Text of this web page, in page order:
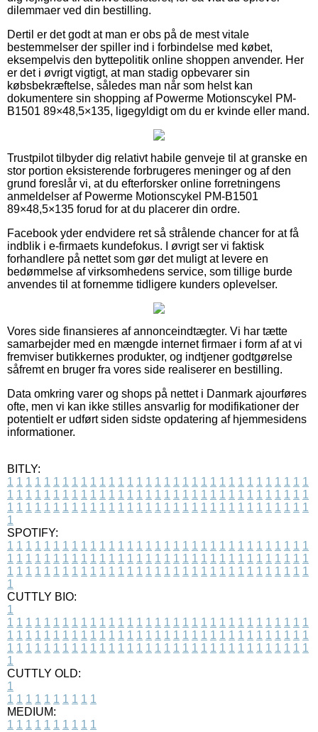
dilemmaer ved din bestilling.
Dertil er det godt at man er obs på de mest vitale
bestemmelser der spiller ind i forbindelse med købet,
eksempelvis den byttepolitik online shoppen anvender. Her
er det i øvrigt vigtigt, at man stadig opbevarer sin
købsbekræftelse, således man når som helst kan
dokumentere sin shopping af Powerme Motionscykel PM-
B1501 89×48,5×135, ligegyldigt om du er kvinde eller mand.
Trustpilot tilbyder dig relativt habile genveje til at granske en
stor portion eksisterende forbrugeres meninger og af den
grund foreslår vi, at du efterforsker online forretningens
anmeldelser af Powerme Motionscykel PM-B1501
89×48,5×135 forud for at du placerer din ordre.
Facebook yder endvidere ret så strålende chancer for at få
indblik i e-firmaets kundefokus. I øvrigt ser vi faktisk
forhandlere på nettet som gør det muligt at levere en
bedømmelse af virksomhedens service, som tillige burde
anvendes til at fornemme tidligere kunders oplevelser.
Vores side finansieres af annonceindtægter. Vi har tætte
samarbejder med en mængde internet firmaer i form af at vi
fremviser butikkernes produkter, og indtjener godtgørelse
såfremt en bruger fra vores side realiserer en bestilling.
Data omkring varer og shops på nettet i Danmark ajourføres
ofte, men vi kan ikke stilles ansvarlig for modifikationer der
potentielt er udført siden sidste opdatering af hjemmesidens
informationer.
BITLY:
1 1 1 1 1 1 1 1 1 1 1 1 1 1 1 1 1 1 1 1 1 1 1 1 1 1 1 1 1 1 1 1 1
1 1 1 1 1 1 1 1 1 1 1 1 1 1 1 1 1 1 1 1 1 1 1 1 1 1 1 1 1 1 1 1 1
1 1 1 1 1 1 1 1 1 1 1 1 1 1 1 1 1 1 1 1 1 1 1 1 1 1 1 1 1 1 1 1 1
1
SPOTIFY:
1 1 1 1 1 1 1 1 1 1 1 1 1 1 1 1 1 1 1 1 1 1 1 1 1 1 1 1 1 1 1 1 1
1 1 1 1 1 1 1 1 1 1 1 1 1 1 1 1 1 1 1 1 1 1 1 1 1 1 1 1 1 1 1 1 1
1 1 1 1 1 1 1 1 1 1 1 1 1 1 1 1 1 1 1 1 1 1 1 1 1 1 1 1 1 1 1 1 1
1
CUTTLY BIO:
1
1 1 1 1 1 1 1 1 1 1 1 1 1 1 1 1 1 1 1 1 1 1 1 1 1 1 1 1 1 1 1 1 1
1 1 1 1 1 1 1 1 1 1 1 1 1 1 1 1 1 1 1 1 1 1 1 1 1 1 1 1 1 1 1 1 1
1 1 1 1 1 1 1 1 1 1 1 1 1 1 1 1 1 1 1 1 1 1 1 1 1 1 1 1 1 1 1 1 1
1
CUTTLY OLD:
1
1 1 1 1 1 1 1 1 1 1
MEDIUM:
1 1 1 1 1 1 1 1 1 1